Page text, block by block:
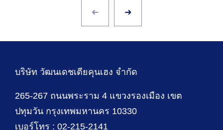
บริษัท วัฒนเดชเตียคุนเฮง จำกัด
265-267 ถนนพระราม 4 แขวงรองเมือง เขต
ปทุมวัน กรุงเทพมหานคร 10330
เบอร์โทร : 02-215-2141